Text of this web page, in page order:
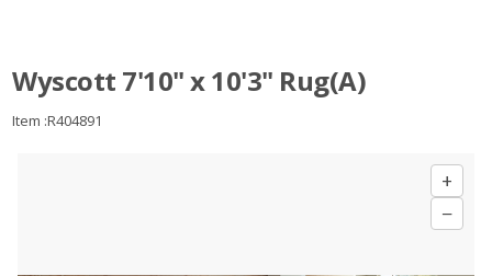
Wyscott 7'10" x 10'3" Rug(A)
Item :R404891
+
−